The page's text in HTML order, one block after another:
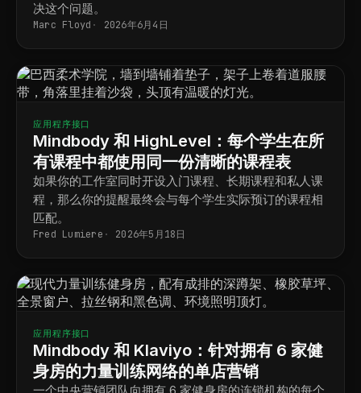
决这个问题。
Marc Floyd 2026年6月4日
应用程序接口
Mindbody 和 HighLevel：每个学生在所
有课程中都使用同一份清晰的课程表
如果你的工作室同时开设入门课程、长期课程和私人课
程，那么你的提醒最终会与每个学生实际预订的课程相
匹配。
Fred Lumiere 2026年5月18日
应用程序接口
Mindbody 和 Klaviyo：针对拥有 6 家健
身房的力量训练网络的单店营销